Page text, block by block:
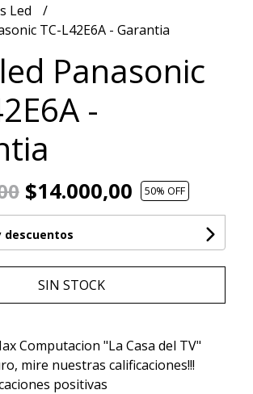
Led
TC-L42E6A - Garantia
Panasonic
-
$14.000,00 50% OFF
descuentos
SIN STOCK
Computacion "La Casa del TV"
mire nuestras calificaciones!!!
positivas